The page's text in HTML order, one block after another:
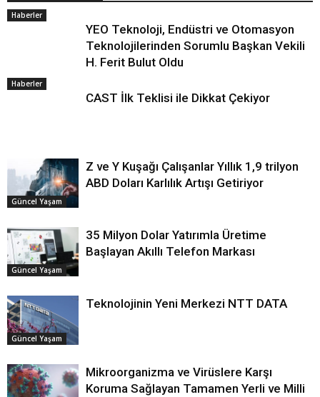
Haberler
YEO Teknoloji, Endüstri ve Otomasyon
Teknolojilerinden Sorumlu Başkan Vekili
H. Ferit Bulut Oldu
Haberler
CAST İlk Teklisi ile Dikkat Çekiyor
Güncel Yaşam
Z ve Y Kuşağı Çalışanlar Yıllık 1,9 trilyon
ABD Doları Karlılık Artışı Getiriyor
Güncel Yaşam
35 Milyon Dolar Yatırımla Üretime
Başlayan Akıllı Telefon Markası
Güncel Yaşam
Teknolojinin Yeni Merkezi NTT DATA
Mikroorganizma ve Virüslere Karşı
Koruma Sağlayan Tamamen Yerli ve Milli